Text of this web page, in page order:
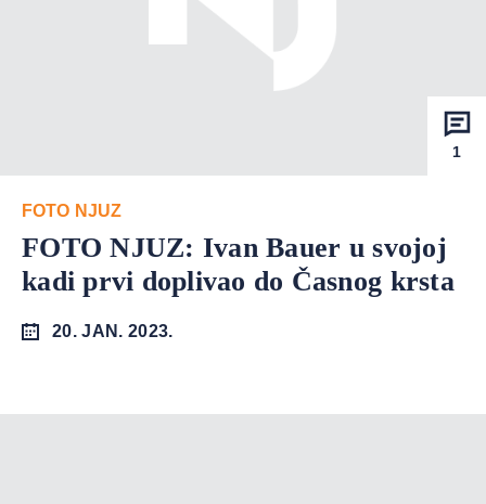
1
FOTO NJUZ
FOTO NJUZ: Ivan Bauer u svojoj
kadi prvi doplivao do Časnog krsta
20. JAN. 2023.